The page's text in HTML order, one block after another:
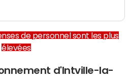
de personnel sont les plus
élevées
d'Intville-la-